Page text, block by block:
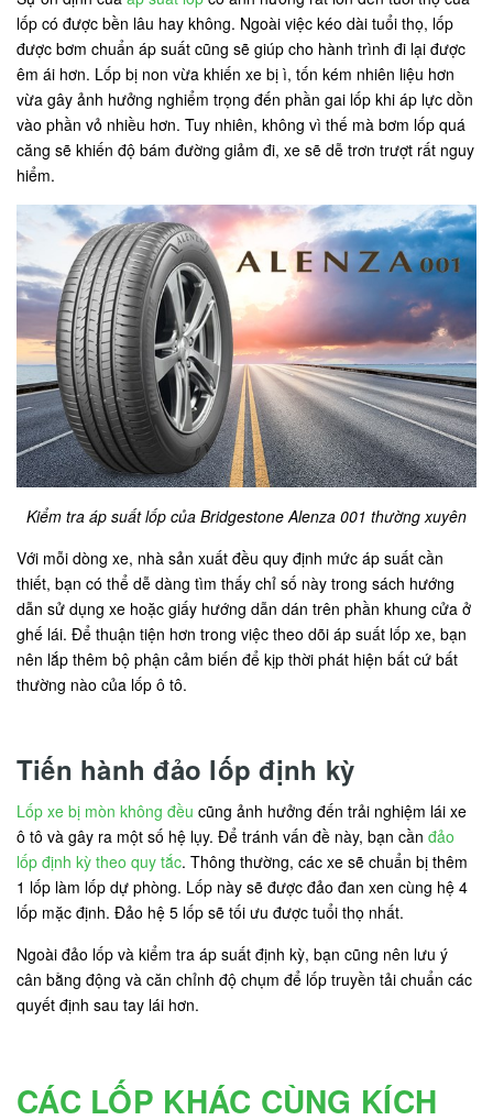
lốp có được bền lâu hay không. Ngoài việc kéo dài tuổi thọ, lốp
được bơm chuẩn áp suất cũng sẽ giúp cho hành trình đi lại được
êm ái hơn. Lốp bị non vừa khiến xe bị ì, tốn kém nhiên liệu hơn
vừa gây ảnh hưởng nghiểm trọng đến phần gai lốp khi áp lực dồn
vào phần vỏ nhiều hơn. Tuy nhiên, không vì thế mà bơm lốp quá
căng sẽ khiến độ bám đường giảm đi, xe sẽ dễ trơn trượt rất nguy
hiểm.
Kiểm tra áp suất lốp của Bridgestone Alenza 001 thường xuyên
Với mỗi dòng xe, nhà sản xuất đều quy định mức áp suất cần
thiết, bạn có thể dễ dàng tìm thấy chỉ số này trong sách hướng
dẫn sử dụng xe hoặc giấy hướng dẫn dán trên phần khung cửa ở
ghế lái. Để thuận tiện hơn trong việc theo dõi áp suất lốp xe, bạn
nên lắp thêm bộ phận cảm biến để kịp thời phát hiện bất cứ bất
thường nào của lốp ô tô.
Tiến hành đảo lốp định kỳ
Lốp xe bị mòn không đều cũng ảnh hưởng đến trải nghiệm lái xe
ô tô và gây ra một số hệ lụy. Để tránh vấn đề này, bạn cần đảo
lốp định kỳ theo quy tắc. Thông thường, các xe sẽ chuẩn bị thêm
1 lốp làm lốp dự phòng. Lốp này sẽ được đảo đan xen cùng hệ 4
lốp mặc định. Đảo hệ 5 lốp sẽ tối ưu được tuổi thọ nhất.
Ngoài đảo lốp và kiểm tra áp suất định kỳ, bạn cũng nên lưu ý
cân bằng động và căn chỉnh độ chụm để lốp truyền tải chuẩn các
quyết định sau tay lái hơn.
CÁC LỐP KHÁC CÙNG KÍCH